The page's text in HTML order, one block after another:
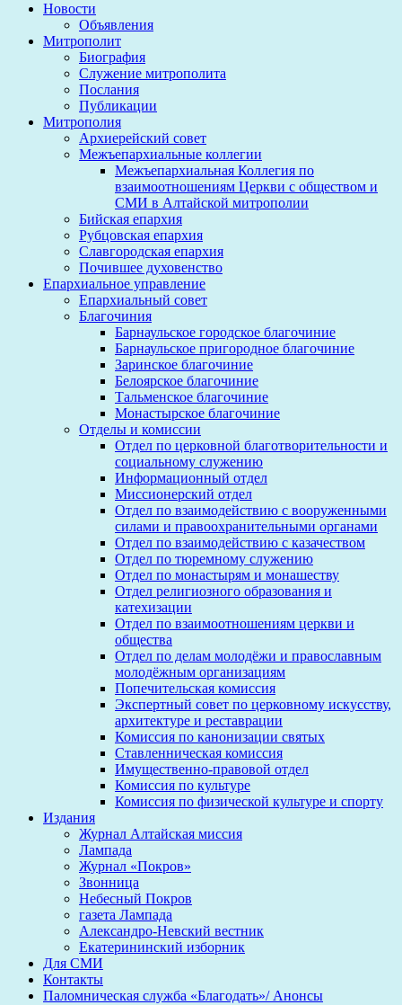
Новости
Объявления
Митрополит
Биография
Служение митрополита
Послания
Публикации
Митрополия
Архиерейский совет
Межъепархиальные коллегии
Межъепархиальная Коллегия по
взаимоотношениям Церкви с обществом и
СМИ в Алтайской митрополии
Бийская епархия
Рубцовская епархия
Славгородская епархия
Почившее духовенство
Епархиальное управление
Епархиальный совет
Благочиния
Барнаульское городское благочиние
Барнаульское пригородное благочиние
Заринское благочиние
Белоярское благочиние
Тальменское благочиние
Монастырское благочиние
Отделы и комиссии
Отдел по церковной благотворительности и
социальному служению
Информационный отдел
Миссионерский отдел
Отдел по взаимодействию с вооруженными
силами и правоохранительными органами
Отдел по взаимодействию с казачеством
Отдел по тюремному служению
Отдел по монастырям и монашеству
Отдел религиозного образования и
катехизации
Отдел по взаимоотношениям церкви и
общества
Отдел по делам молодёжи и православным
молодёжным организациям
Попечительская комиссия
Экспертный совет по церковному искусству,
архитектуре и реставрации
Комиссия по канонизации святых
Ставленническая комиссия
Имущественно-правовой отдел
Комиссия по культуре
Комиссия по физической культуре и спорту
Издания
Журнал Алтайская миссия
Лампада
Журнал «Покров»
Звонница
Небесный Покров
газета Лампада
Александро-Невский вестник
Екатерининский изборник
Для СМИ
Контакты
Паломническая служба «Благодать»/ Анонсы